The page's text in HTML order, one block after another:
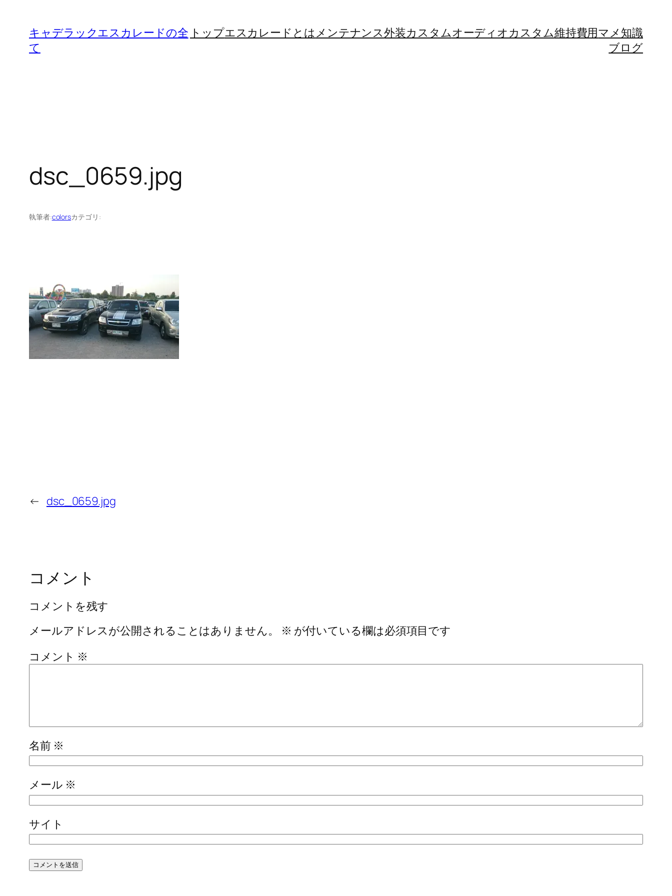
キャデラックエスカレードの全
て
トップエスカレードとはメンテナンス外装カスタムオーディオカスタム維持費用マメ知識
ブログ
dsc_0659.jpg
執筆者:colorsカテゴリ:
← dsc_0659.jpg
コメント
コメントを残す
メールアドレスが公開されることはありません。
※ が付いている欄は必須項目です
コメント ※
名前 ※
メール ※
サイト